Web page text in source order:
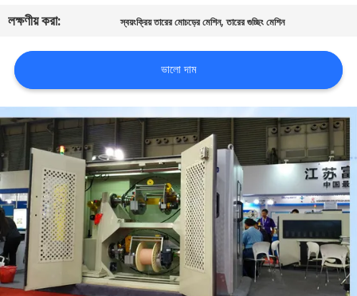
খবর
উদ্ধৃতির
জন্য
আবেদন
সাইট
ম্যাপ
গোপনীয়তা
নীতি
লক্ষণীয় করা:
স্বয়ংক্রিয় তারের মোচড়ের মেশিন,তারের গুচ্ছিং মেশিন
ভালো দাম